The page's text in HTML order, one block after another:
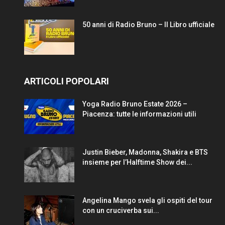
50 anni di Radio Bruno – Il Libro ufficiale
ARTICOLI POPOLARI
Yoga Radio Bruno Estate 2026 –
Piacenza: tutte le informazioni utili
Justin Bieber, Madonna, Shakira e BTS
insieme per l’Halftime Show dei...
Angelina Mango svela gli ospiti del tour
con un cruciverba sui...